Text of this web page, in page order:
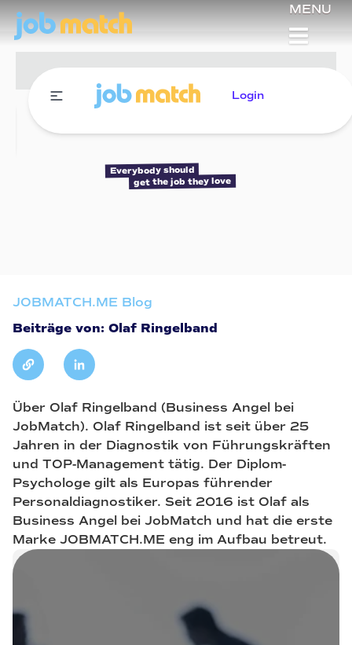
MENU
Login
Everybody should
get the job they love
JOBMATCH.ME Blog
Beiträge von: Olaf Ringelband
Über Olaf Ringelband (Business Angel bei
JobMatch). Olaf Ringelband ist seit über 25
Jahren in der Diagnostik von Führungskräften
und TOP-Management tätig. Der Diplom-
Psychologe gilt als Europas führender
Personaldiagnostiker. Seit 2016 ist Olaf als
Business Angel bei JobMatch und hat die erste
Marke JOBMATCH.ME eng im Aufbau betreut.